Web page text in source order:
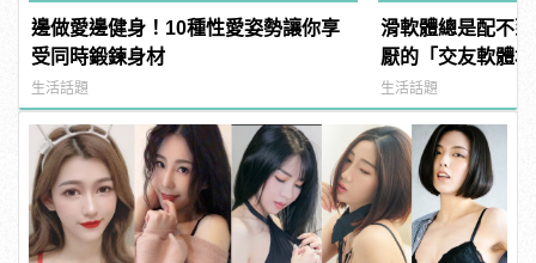
邊做愛邊健身！10種性愛姿勢讓你享
受同時鍛鍊身材
生活話題
滑軟體總是配不
厭的「交友軟體
用？！ |
生活話題